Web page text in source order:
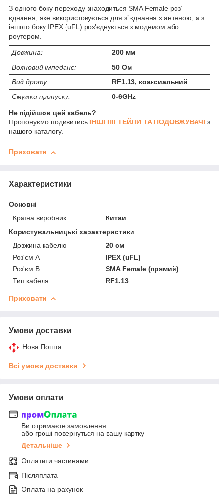
З одного боку переходу знаходиться SMA Female роз’
єднання, яке використовується для з’ єднання з антеною, а з
іншого боку IPEX (uFL) роз'єднується з модемом або
роутером.
Довжина:
200 мм
Волновий імпеданс:
50 Ом
Вид дроту:
RF1.13, коаксиальний
Смужки пропуску:
0-6GHz
Не підійшов цей кабель?
Пропонуємо подивитись ІНШІ ПІГТЕЙЛИ ТА ПОДОВЖУВАЧІ з
нашого каталогу.
Приховати
Характеристики
Основні
Країна виробник
Китай
Користувальницькі характеристики
Довжина кабелю
20 см
Роз'єм А
IPEX (uFL)
Роз'єм B
SMA Female (прямий)
Тип кабеля
RF1.13
Приховати
Умови доставки
Нова Пошта
Всі умови доставки
Умови оплати
Ви отримаєте замовлення
або гроші повернуться на вашу картку
Детальніше
Оплатити частинами
Післяплата
Оплата на рахунок